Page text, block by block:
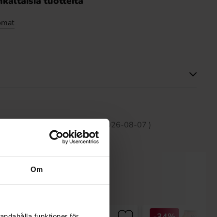
Om
päivän aikana on2.69 EUR (2026-08-07 )